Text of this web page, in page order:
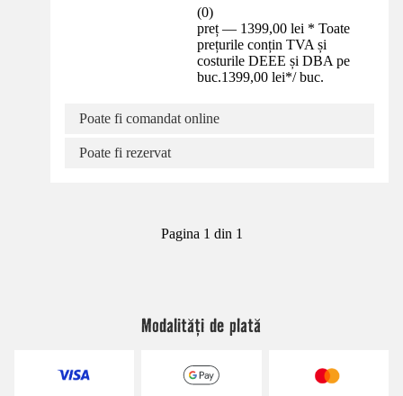
(0)
preț — 1399,00 lei * Toate
prețurile conțin TVA și
costurile DEEE și DBA pe
buc.1399,00 lei*/ buc.
Poate fi comandat online
Poate fi rezervat
Pagina 1 din 1
Modalități de plată